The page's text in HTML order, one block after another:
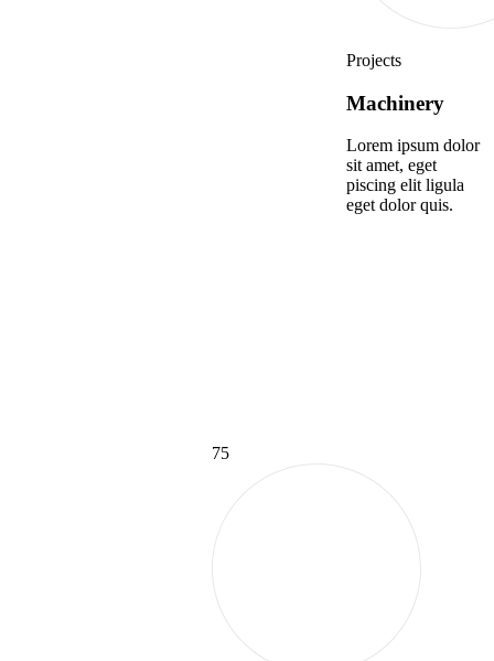
Projects
Machinery
Lorem ipsum dolor
sit amet, eget
piscing elit ligula
eget dolor quis.
75